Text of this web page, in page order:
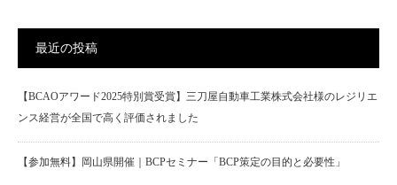
最近の投稿
【BCAOアワード2025特別賞受賞】三刀屋自動車工業株式会社様のレジリエ
ンス経営が全国で高く評価されました
【参加無料】岡山県開催｜BCPセミナー「BCP策定の目的と必要性」